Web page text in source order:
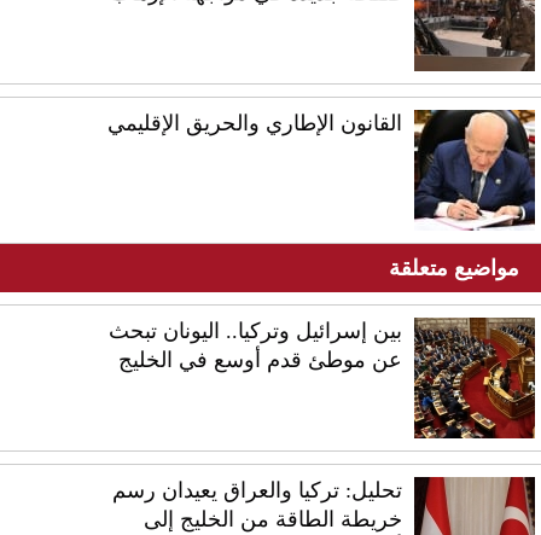
القانون الإطاري والحريق الإقليمي
مواضيع متعلقة
بين إسرائيل وتركيا.. اليونان تبحث
عن موطئ قدم أوسع في الخليج
تحليل: تركيا والعراق يعيدان رسم
خريطة الطاقة من الخليج إلى